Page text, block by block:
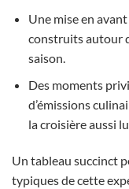
Une mise en
construits autour
saison.
Des moments
d’émissions
la croisière aussi
Un tableau succinct
typiques de cette